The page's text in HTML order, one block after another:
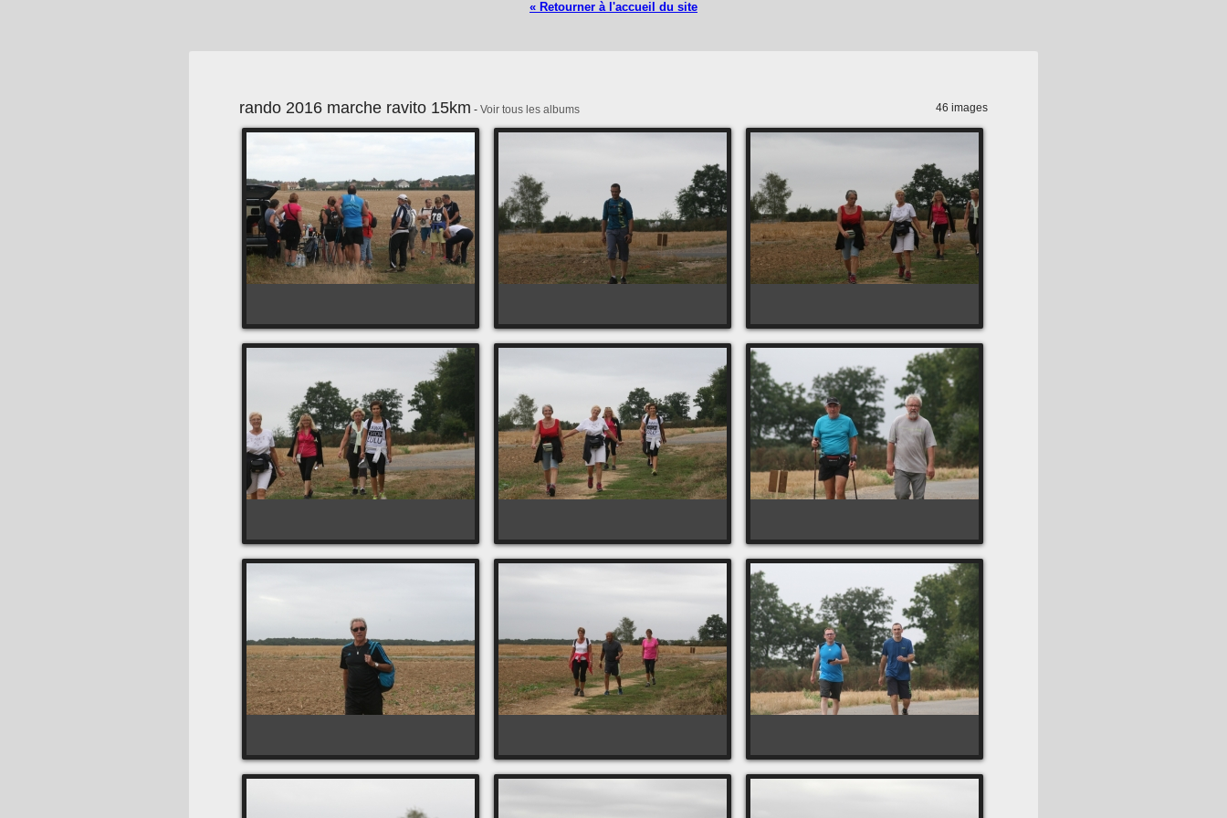
« Retourner à l'accueil du site
rando 2016 marche ravito 15km - Voir tous les albums 46 images